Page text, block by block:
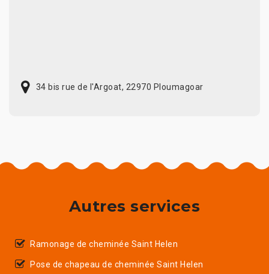
34 bis rue de l'Argoat, 22970 Ploumagoar
Autres services
Ramonage de cheminée Saint Helen
Pose de chapeau de cheminée Saint Helen